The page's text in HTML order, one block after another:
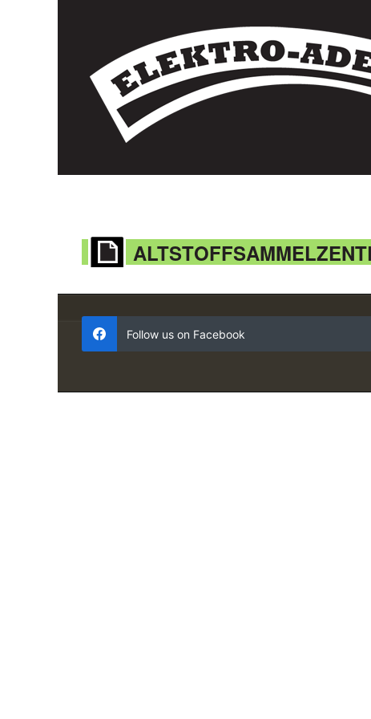
Follow us on Facebook